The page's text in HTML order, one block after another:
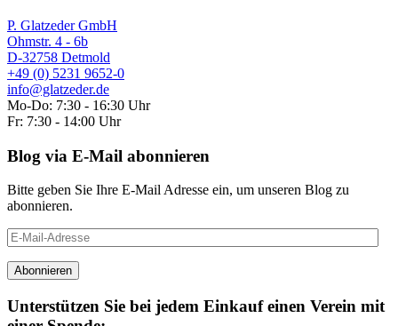
P. Glatzeder GmbH
Ohmstr. 4 - 6b
D-32758 Detmold
+49 (0) 5231 9652-0
info@glatzeder.de
Mo-Do: 7:30 - 16:30 Uhr
Fr: 7:30 - 14:00 Uhr
Blog via E-Mail abonnieren
Bitte geben Sie Ihre E-Mail Adresse ein, um unseren Blog zu
abonnieren.
E-
Mail-
Adresse
Abonnieren
Unterstützen Sie bei jedem Einkauf einen Verein mit